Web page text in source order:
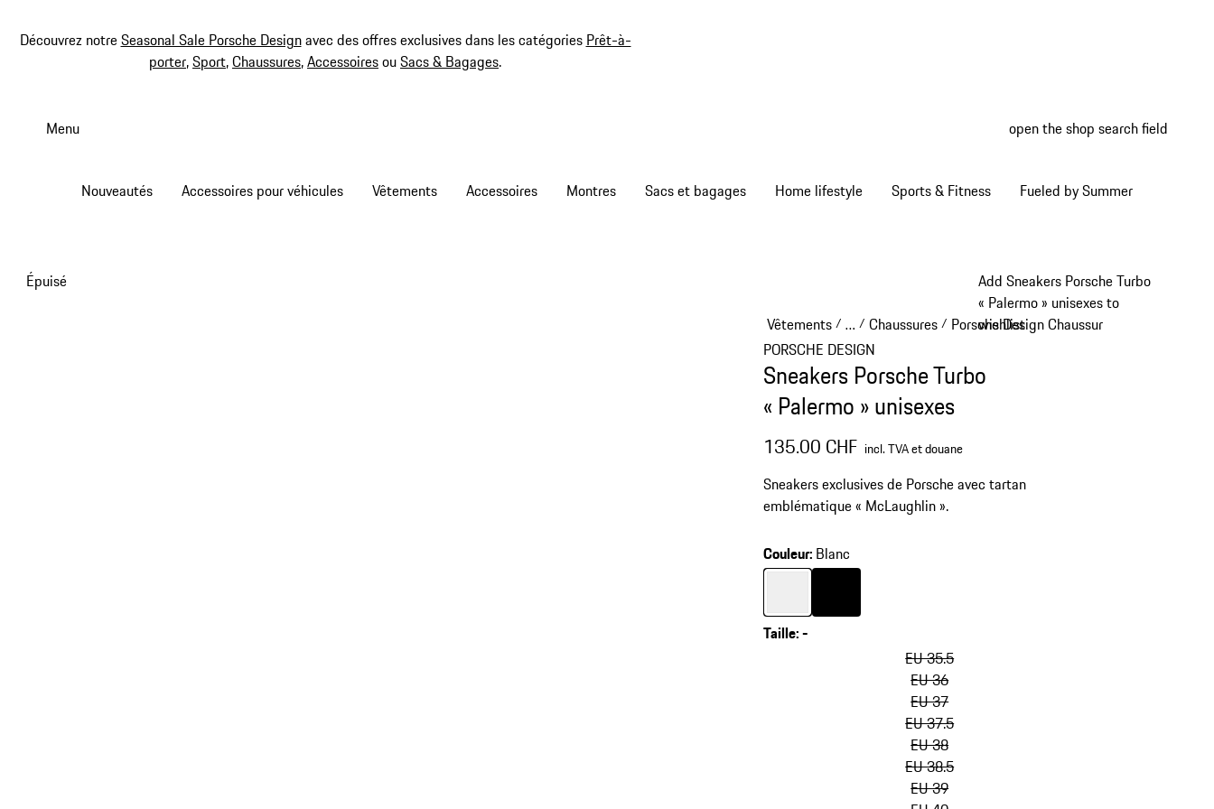
Découvrez notreSeasonal Sale Porsche Designavec des offres exclusives dans les catégories Prêt-à-
porter,Sport,Chaussures,AccessoiresouSacs & Bagages.
Menu open the shop search field
Nouveautés Accessoires pour véhicules Vêtements Accessoires Montres Sacs et bagages Home lifestyle Sports & Fitness Fueled by Summer
Add Sneakers Porsche Turbo
« Palermo » unisexes to
wishlist
Épuisé
Vêtements/ …
Reveal collapsed breadcrumb items
/ Chaussures/ Porsche Design Chaussures
PORSCHE DESIGN
Sneakers Porsche Turbo
« Palermo » unisexes
135.00 CHF incl. TVA et douane
Sneakers exclusives de Porsche avec tartan
emblématique « McLaughlin ».
Couleur: Blanc
CouleurBlanc
Couleur
Taille:-
EU 35.5
EU 36
EU 37
EU 37.5
EU 38
EU 38.5
EU 39